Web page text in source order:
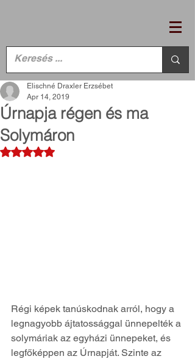
Úrnapja régen és ma
Solymáron
Elischné Draxler Erzsébet
Apr 14, 2019
Rated NaN out of 5 stars.
Régi képek tanúskodnak arról, hogy a
legnagyobb ájtatossággal ünnepelték a
solymáriak az egyházi ünnepeket, és
legfőképpen az Úrnapját. Szinte az